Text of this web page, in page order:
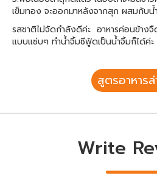
เข็มทอง จะออกมาหลังจากสุก ผสมกับน้ำ
รสชาติไม่จัดกำลังดีค่ะ อาหารค่อนข้างจื
เเบบเเซ่บๆ ทำน้ำจิ้มซีฟู้ดเป็นน้ำจิ้มก็ได้ค่ะ
สูตรอาหาร
Write